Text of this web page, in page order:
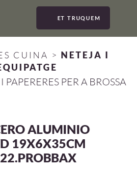
ET TRUQUEM
CUINA > NETEJA I
PER A BROSSA
ALUMINIO
19X6X35CM